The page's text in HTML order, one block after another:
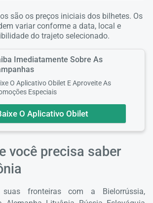
são os preços iniciais dos bilhetes. Os
variar conforme a data, local e
do trajeto selecionado.
Imediatamente Sobre As
O Aplicativo Obilet E Aproveite As
Especiais
O Aplicativo Obilet
você precisa saber
suas fronteiras com a Bielorrússia,